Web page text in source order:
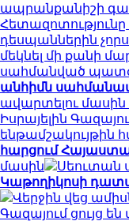
ապրանքանիշի
դեսպաններին չորս
մեկնել մի քանի
սահմանված
անհիմն
ավարտելու մասին
Իսրայելին
ենթամշակույթին
հարցում
մասին
Սեուտան
Կաթողիկոսի
Վերջին վեց
Գազայում ցույց